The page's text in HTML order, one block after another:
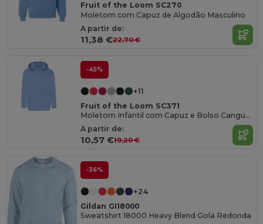
Fruit of the Loom SC270
Moletom com Capuz de Algodão Masculino
A partir de:
11,38 €22,70 €
-45%
+11
Fruit of the Loom SC371
Moletom Infantil com Capuz e Bolso Canguru
A partir de:
10,57 €19,20 €
-36%
+24
Gildan GI18000
Sweatshirt 18000 Heavy Blend Gola Redonda